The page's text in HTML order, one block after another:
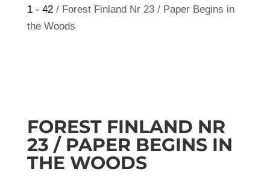
1 - 42/ Forest Finland Nr 23 / Paper Begins in
the Woods
FOREST FINLAND NR
23 / PAPER BEGINS IN
THE WOODS